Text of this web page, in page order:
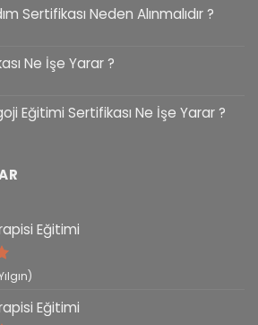
Sertifikası Neden Alınmalıdır ?
Ne İşe Yarar ?
Eğitimi Sertifikası Ne İşe Yarar ?
Eğitimi
Eğitimi